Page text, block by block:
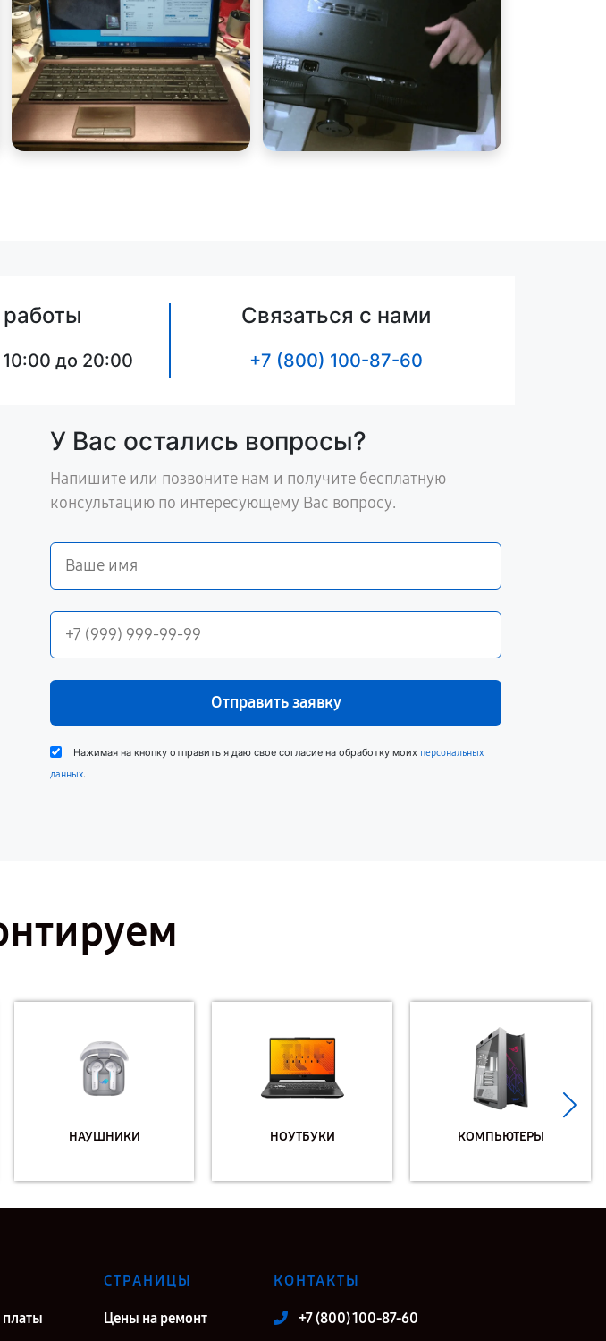
до 20:00
Связаться с нами
+7 (800) 100-87-60
У Вас остались вопросы?
Напишите или позвоните нам и получите бесплатную
консультацию по интересующему Вас вопросу.
Отправить заявку
Нажимая на кнопку отправить я даю свое согласие на обработку моих персональных
данных.
НАУШНИКИ НОУТБУКИ КОМПЬЮТЕРЫ
СТРАНИЦЫ
Цены на ремонт
КОНТАКТЫ
+7 (800) 100-87-60